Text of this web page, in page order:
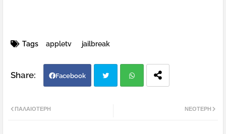
Tags appletv jailbreak
Facebook
ΝΕΌΤΕΡΗ
ΠΑΛΑΙΌΤΕΡΗ